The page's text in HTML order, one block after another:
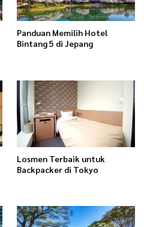
Panduan Memilih Hotel
Bintang 5 di Jepang
Losmen Terbaik untuk
Backpacker di Tokyo